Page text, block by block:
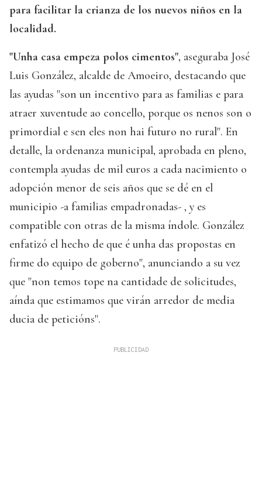
para facilitar la crianza de los nuevos niños en la
localidad.
"Unha casa empeza polos cimentos", aseguraba José
Luis González, alcalde de Amoeiro, destacando que
las ayudas "son un incentivo para as familias e para
atraer xuventude ao concello, porque os nenos son o
primordial e sen eles non hai futuro no rural". En
detalle, la ordenanza municipal, aprobada en pleno,
contempla ayudas de mil euros a cada nacimiento o
adopción menor de seis años que se dé en el
municipio -a familias empadronadas- , y es
compatible con otras de la misma índole. González
enfatizó el hecho de que é unha das propostas en
firme do equipo de goberno", anunciando a su vez
que "non temos tope na cantidade de solicitudes,
aínda que estimamos que virán arredor de media
ducia de peticións".